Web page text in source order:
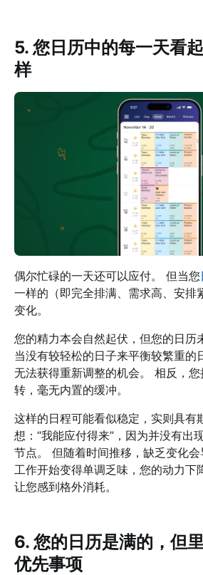
5. 您日历中的每一天看
样
偶尔忙碌的一天还可以应付。 但当您
一样的（即完全排满、需求高、安排
变化。
您的精力本会自然起伏，但您的日历
当没有较轻松的日子来平衡较繁重的
无法获得重新调整的机会。 相反，
转，毫无内置的缓冲。
这样的日程可能看似稳定，实则具有
想：“我能应付得来”，因为并没有出
节点。 但随着时间推移，缺乏变化会
工作开始变得单调乏味，您的动力下
让您感到格外消耗。
6. 您的日历是满的，但
优先事项